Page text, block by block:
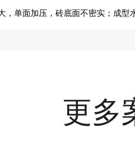
单面加压，砖底面不密实；成
更多